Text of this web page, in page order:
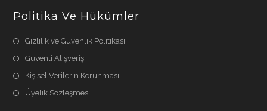
Politika Ve Hükümler
Gizlilik ve Güvenlik Politikası
Güvenli Alışveriş
Kişisel Verilerin Korunması
Üyelik Sözleşmesi